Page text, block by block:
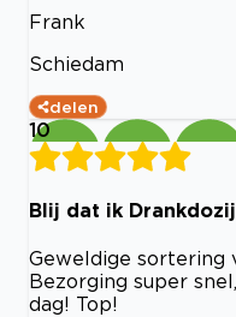
Frank
Schiedam
delen
10
Blij dat ik
Geweldige sortering
Bezorging super
dag! Top!